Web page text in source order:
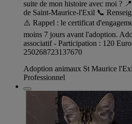
suite de mon histoire avec moi ?
de Saint-Maurice-l'Exil 📞
⚠️ Rappel : le certificat
moins 7 jours avant l'adoption.
associatif - Participation : 120
250268723137670
Adoption animaux St Maurice
Professionnel